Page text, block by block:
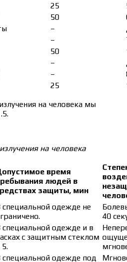
25
50
–
–
50
–
–
25
на человека мы
на человека
время
людей в
защиты, мин
специальной одежде не
40
специальной одежде и в
с защитным стеклом
5.
специальной одежде под